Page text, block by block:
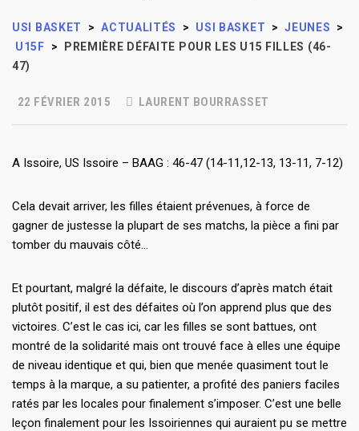
USI BASKET > ACTUALITÉS > USI BASKET > JEUNES
>
U15F
>
PREMIÈRE DÉFAITE POUR LES U15 FILLES (46-
47)
22 FÉVRIER 2015 LAURENT BOURRASSET
A Issoire, US Issoire – BAAG : 46-47 (14-11,12-13, 13-11, 7-12)
Cela devait arriver, les filles étaient prévenues, à force de
gagner de justesse la plupart de ses matchs, la pièce a fini par
tomber du mauvais côté…
Et pourtant, malgré la défaite, le discours d’après match était
plutôt positif, il est des défaites où l’on apprend plus que des
victoires. C’est le cas ici, car les filles se sont battues, ont
montré de la solidarité mais ont trouvé face à elles une équipe
de niveau identique et qui, bien que menée quasiment tout le
temps à la marque, a su patienter, a profité des paniers faciles
ratés par les locales pour finalement s’imposer. C’est une belle
leçon finalement pour les Issoiriennes qui auraient pu se mettre